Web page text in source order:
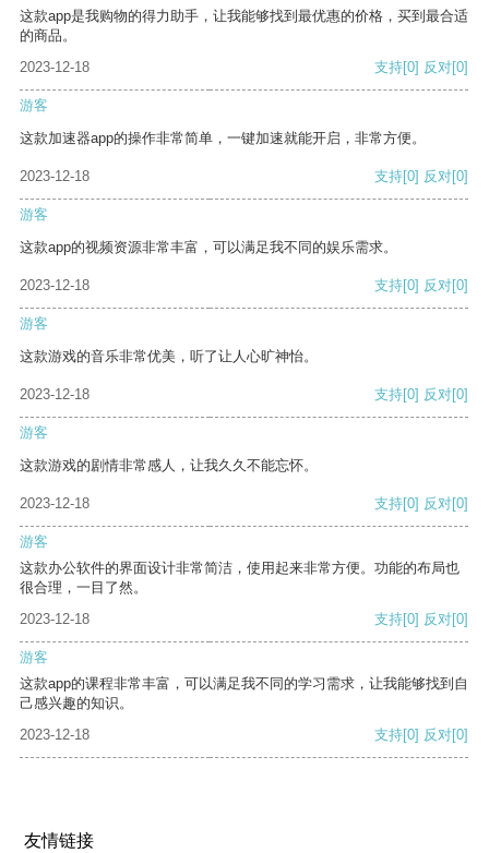
这款app是我购物的得力助手，让我能够找到最优惠的价格，买到最合适
的商品。
2023-12-18
支持[0] 反对[0]
游客
这款加速器app的操作非常简单，一键加速就能开启，非常方便。
2023-12-18 支持[0] 反对[0]
游客
这款app的视频资源非常丰富，可以满足我不同的娱乐需求。
2023-12-18 支持[0] 反对[0]
游客
这款游戏的音乐非常优美，听了让人心旷神怡。
2023-12-18 支持[0] 反对[0]
游客
这款游戏的剧情非常感人，让我久久不能忘怀。
2023-12-18 支持[0] 反对[0]
游客
这款办公软件的界面设计非常简洁，使用起来非常方便。功能的布局也
很合理，一目了然。
2023-12-18
支持[0] 反对[0]
游客
这款app的课程非常丰富，可以满足我不同的学习需求，让我能够找到自
己感兴趣的知识。
2023-12-18
支持[0] 反对[0]
友情链接